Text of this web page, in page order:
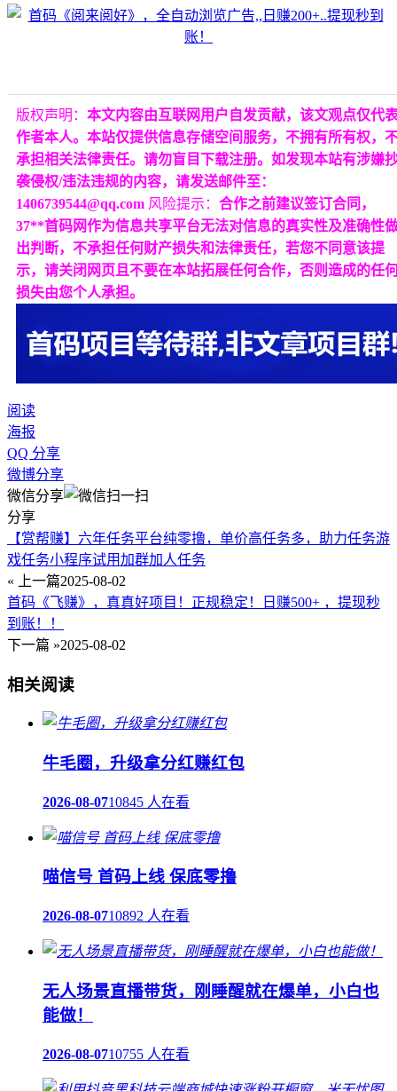
版权声明： 本文内容由互联网用户自发贡献，该文观点仅代
作者本人。本站仅提供信息存储空间服务，不拥有所有权，
承担相关法律责任。请勿盲目下载注册。如发现本站有涉嫌
袭侵权/违法违规的内容，请发送邮件至：
1406739544@qq.com 风险提示： 合作之前建议签订合同，
37**首码网作为信息共享平台无法对信息的真实性及准确性
出判断，不承担任何财产损失和法律责任，若您不同意该提
示，请关闭网页且不要在本站拓展任何合作，否则造成的任
损失由您个人承担。
阅读
海报
QQ 分享
微博分享
微信分享
分享
【赏帮赚】六年任务平台纯零撸，单价高任务多，助力任务游
戏任务小程序试用加群加人任务
« 上一篇2025-08-02
首码《飞赚》，真真好项目！正规稳定！日赚500+ ，提现秒
到账！！
下一篇 »2025-08-02
相关阅读
牛毛圈，升级拿分红赚红包
2026-08-0710845 人在看
喵信号 首码上线 保底零撸
2026-08-0710892 人在看
无人场景直播带货，刚睡醒就在爆单，小白也
能做！
2026-08-0710755 人在看